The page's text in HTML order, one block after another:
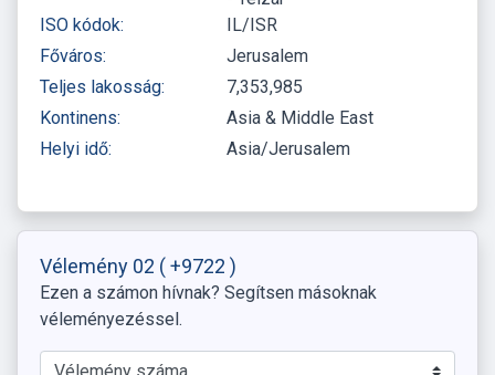
ISO kódok:
IL/ISR
Főváros:
Jerusalem
Teljes lakosság:
7,353,985
Kontinens:
Asia & Middle East
Helyi idő:
Asia/Jerusalem
Vélemény 02 ( +9722 )
Ezen a számon hívnak? Segítsen másoknak
véleményezéssel.